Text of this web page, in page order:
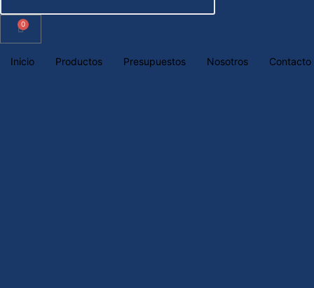
0
Inicio Productos Presupuestos Nosotros Contacto